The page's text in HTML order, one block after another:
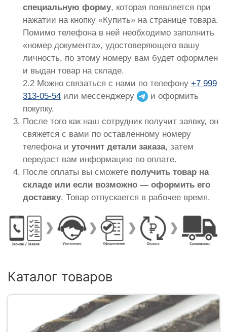
специальную форму, которая появляется при
нажатии на кнопку «Купить» на странице товара.
Помимо телефона в ней необходимо заполнить
«номер документа», удостоверяющего вашу
личность, по этому номеру вам будет оформлен
и выдан товар на складе.
2.2 Можно связаться с нами по телефону +7 999
313-05-54 или мессенджеру
и оформить
покупку.
После того как наш сотрудник получит заявку, он
свяжется с вами по оставленному номеру
телефона и уточнит детали заказа, затем
передаст вам информацию по оплате.
После оплаты вы сможете получить товар на
складе или если возможно — оформить его
доставку. Товар отпускается в рабочее время.
Каталог товаров